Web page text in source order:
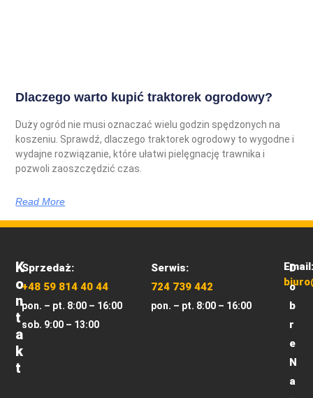
Dlaczego warto kupić traktorek ogrodowy?
Duży ogród nie musi oznaczać wielu godzin spędzonych na
koszeniu. Sprawdź, dlaczego traktorek ogrodowy to wygodne i
wydajne rozwiązanie, które ułatwi pielęgnację trawnika i
pozwoli zaoszczędzić czas.
Read More
K
O
N
T
A
K
T
Sprzedaż:
+48 59 814 40 44
pon. – pt. 8:00 – 16:00
sob. 9:00 – 13:00
Serwis:
724 739 442
pon. – pt. 8:00 – 16:00
Email:
D
o
b
r
e
N
a